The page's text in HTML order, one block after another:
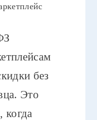
без
Это
когда